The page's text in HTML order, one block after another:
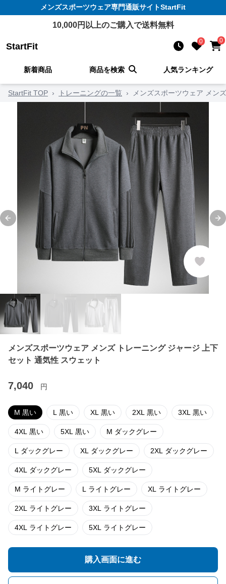
メンズスポーツウェア専門通販サイトStartFit
10,000円以上のご購入で送料無料
StartFit 0 0
新着商品 商品を検索 人気ランキング
StartFit TOP › トレーニングの一覧 › メンズスポーツウェア メン
Previous slide
メンズスポーツウェア メンズ トレーニング ジャージ 上下
セット 通気性 スウェット
7,040 円
M 黒い L 黒い XL 黒い 2XL 黒い 3XL 黒い
4XL 黒い 5XL 黒い M ダックグレー
L ダックグレー XL ダックグレー 2XL ダックグレー
4XL ダックグレー 5XL ダックグレー
M ライトグレー L ライトグレー XL ライトグレー
2XL ライトグレー 3XL ライトグレー
4XL ライトグレー 5XL ライトグレー
購入画面に進む